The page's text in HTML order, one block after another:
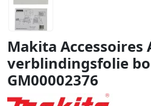
Makita Accessoires
verblindingsfolie
GM00002376